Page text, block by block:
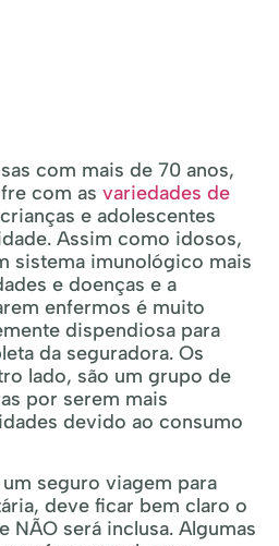
com mais de 70 anos,
com as variedades de
e adolescentes
Assim como idosos,
sistema imunológico mais
e doenças e a
enfermos é muito
dispendiosa para
da seguradora. Os
lado, são um grupo de
por serem mais
devido ao consumo
seguro viagem para
deve ficar bem claro o
NÃO será inclusa. Algumas